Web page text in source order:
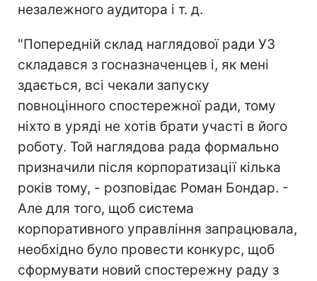
незалежного аудитора і т. д.
"Попередній склад наглядової ради УЗ
складався з госназначенцев і, як мені
здається, всі чекали запуску
повноцінного спостережної ради, тому
ніхто в уряді не хотів брати участі в його
роботу. Той наглядова рада формально
призначили після корпоратизації кілька
років тому, - розповідає Роман Бондар. -
Але для того, щоб система
корпоративного управління запрацювала,
необхідно було провести конкурс, щоб
сформувати новий спостережну раду з